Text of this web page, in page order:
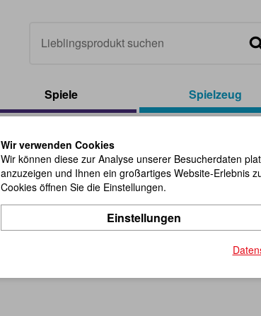
Spiele Spielzeug
Wir verwenden Cookies
Wir können diese zur Analyse unserer Besucherdaten
anzuzeigen und Ihnen ein großartiges Website-Erlebnis
Cookies öffnen Sie die Einstellungen.
Einstellungen